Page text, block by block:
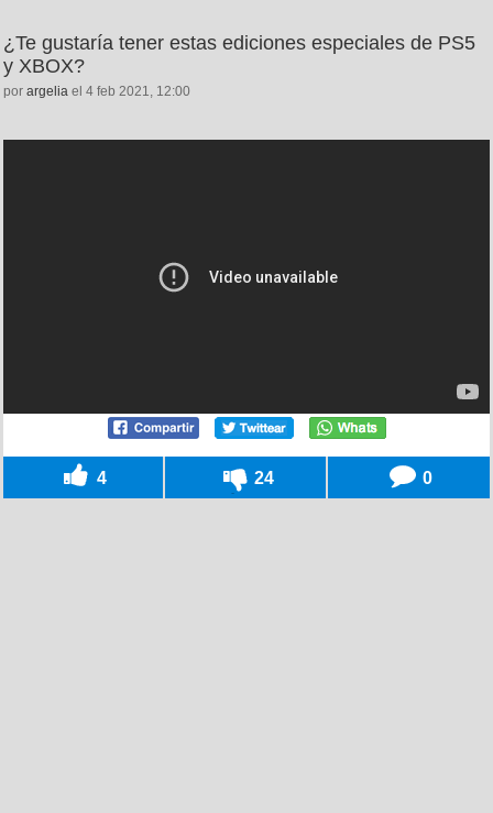
¿Te gustaría tener estas ediciones especiales de PS5
y XBOX?
por argelia el 4 feb 2021, 12:00
4 24 0